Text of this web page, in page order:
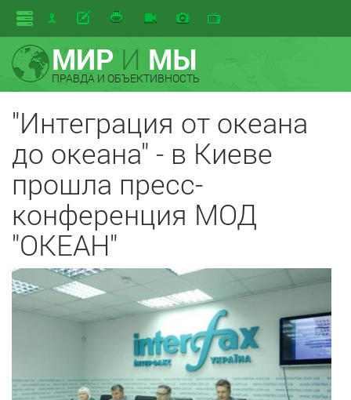
МИРИ МЫ
ПРАВДА И ОБЪЕКТИВНОСТЬ
"Интеграция от океана
до океана" - в Киеве
прошла пресс-
конференция МОД
"ОКЕАН"